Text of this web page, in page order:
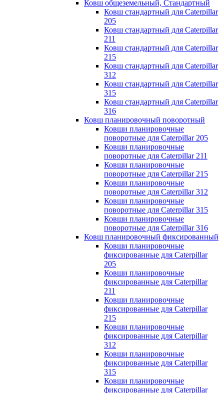
Ковш общеземельный, Стандартный
Ковш стандартный для Caterpillar
205
Ковш стандартный для Caterpillar
211
Ковш стандартный для Caterpillar
215
Ковш стандартный для Caterpillar
312
Ковш стандартный для Caterpillar
315
Ковш стандартный для Caterpillar
316
Ковш планировочный поворотный
Ковши планировочные
поворотные для Caterpillar 205
Ковши планировочные
поворотные для Caterpillar 211
Ковши планировочные
поворотные для Caterpillar 215
Ковши планировочные
поворотные для Caterpillar 312
Ковши планировочные
поворотные для Caterpillar 315
Ковши планировочные
поворотные для Caterpillar 316
Ковш планировочный фиксированный
Ковши планировочные
фиксированные для Caterpillar
205
Ковши планировочные
фиксированные для Caterpillar
211
Ковши планировочные
фиксированные для Caterpillar
215
Ковши планировочные
фиксированные для Caterpillar
312
Ковши планировочные
фиксированные для Caterpillar
315
Ковши планировочные
фиксированные для Caterpillar